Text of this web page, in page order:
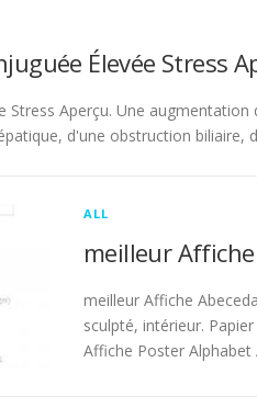
Élevée Stress
Stress Aperçu. Une
d'une obstruction biliaire,
ALL
meilleur
meilleur Affiche
sculpté, intérieur.
Affiche Poster Alphabet